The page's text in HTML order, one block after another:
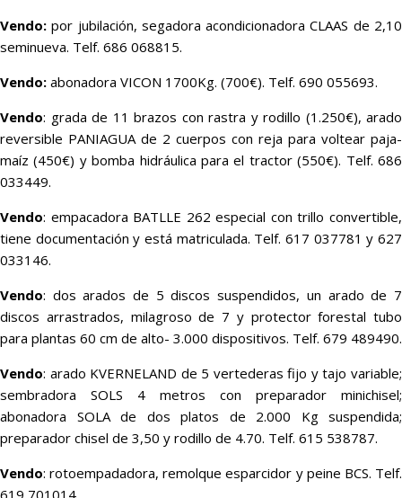
Vendo: por jubilación, segadora acondicionadora CLAAS de 2,10
seminueva. Telf. 686 068815.
Vendo: abonadora VICON 1700Kg. (700€). Telf. 690 055693.
Vendo: grada de 11 brazos con rastra y rodillo (1.250€), arado
reversible PANIAGUA de 2 cuerpos con reja para voltear paja-
maíz (450€) y bomba hidráulica para el tractor (550€). Telf. 686
033449.
Vendo: empacadora BATLLE 262 especial con trillo convertible,
tiene documentación y está matriculada. Telf. 617 037781 y 627
033146.
Vendo: dos arados de 5 discos suspendidos, un arado de 7
discos arrastrados, milagroso de 7 y protector forestal tubo
para plantas 60 cm de alto- 3.000 dispositivos. Telf. 679 489490.
Vendo: arado KVERNELAND de 5 vertederas fijo y tajo variable;
sembradora SOLS 4 metros con preparador minichisel;
abonadora SOLA de dos platos de 2.000 Kg suspendida;
preparador chisel de 3,50 y rodillo de 4.70. Telf. 615 538787.
Vendo: rotoempadadora, remolque esparcidor y peine BCS. Telf.
619 701014.